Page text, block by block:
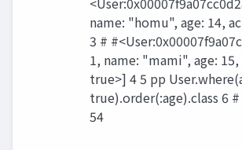
name: "homu", age: 14,
3 #
1, name: "mami", age:
true>] 4 5 pp
true).order(:age).class 6 #
54